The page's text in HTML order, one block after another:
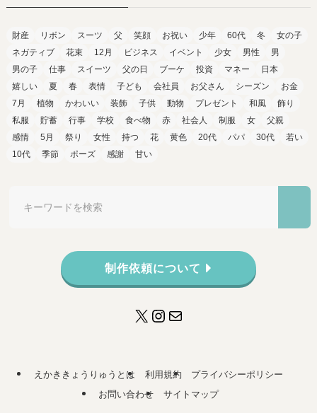
財産 リボン スーツ 父 笑顔 お祝い 少年 60代 冬
女の子
ネガティブ
花束 12月 ビジネス イベント 少女 男性
男
男の子
仕事 スイーツ 父の日 ブーケ 投資 マネー
日本
嬉しい
夏 春 表情 子ども 会社員 お父さん シーズン
お金
7月
植物 かわいい 装飾 子供 動物 プレゼント 和風
飾り
私服
貯蓄 行事 学校 食べ物 赤 社会人 制服 女
父親
感情
5月 祭り 女性 持つ 花 黄色 20代 パパ 30代
若い
10代
季節 ポーズ 感謝 甘い
制作依頼について
X Instagram
メール
えかききょうりゅうとは 利用規約
プライバシーポリシー
お問い合わせ
サイトマップ